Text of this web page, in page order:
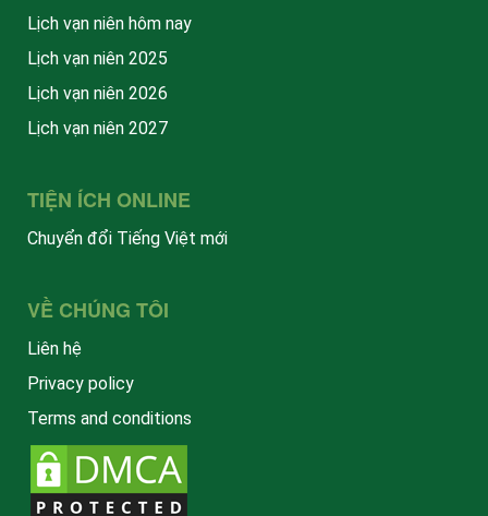
Lịch vạn niên hôm nay
Lịch vạn niên 2025
Lịch vạn niên 2026
Lịch vạn niên 2027
TIỆN ÍCH ONLINE
Chuyển đổi Tiếng Việt mới
VỀ CHÚNG TÔI
Liên hệ
Privacy policy
Terms and conditions